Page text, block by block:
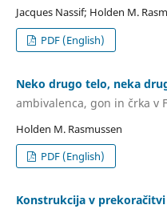
Jacques Nassif; Holden M.
PDF (English)
Neko drugo telo, neka
ambivalenca, gon in črka v
Holden M. Rasmussen
PDF (English)
Konstrukcija v